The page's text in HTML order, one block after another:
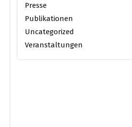
Presse
Publikationen
Uncategorized
Veranstaltungen